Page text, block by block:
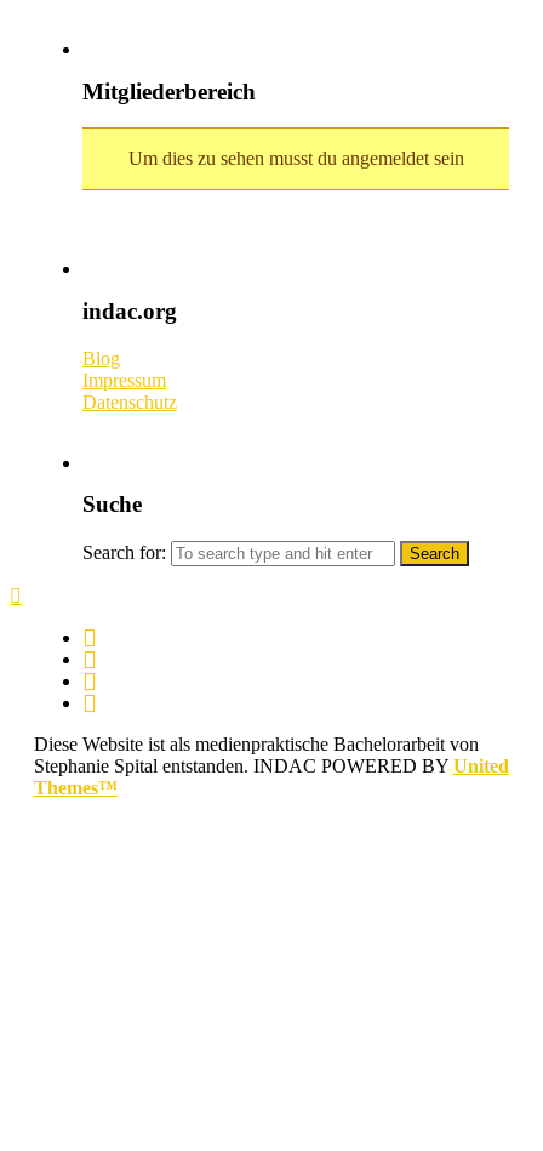
Mitgliederbereich
Um dies zu sehen musst du angemeldet sein
indac.org
Blog
Impressum
Datenschutz
Suche
Search for:
Diese Website ist als medienpraktische Bachelorarbeit von
Stephanie Spital entstanden. INDAC POWERED BY United
Themes™